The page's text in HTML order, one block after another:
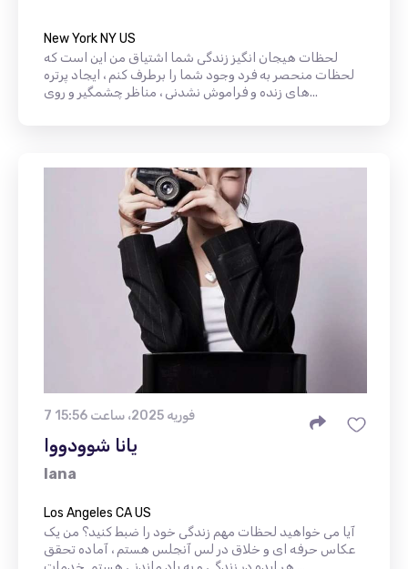
New York NY US
لحظات هیجان انگیز زندگی شما اشتیاق من این است که
لحظات منحصر به فرد وجود شما را برطرف کنم ، ایجاد پرتره
های زنده و فراموش نشدنی ، مناظر چشمگیر و روی...
7 فوریه 2025، ساعت 15:56
یانا شوودووا
Iana
Los Angeles CA US
آیا می خواهید لحظات مهم زندگی خود را ضبط کنید؟ من یک
عکاس حرفه ای و خلاق در لس آنجلس هستم ، آماده تحقق